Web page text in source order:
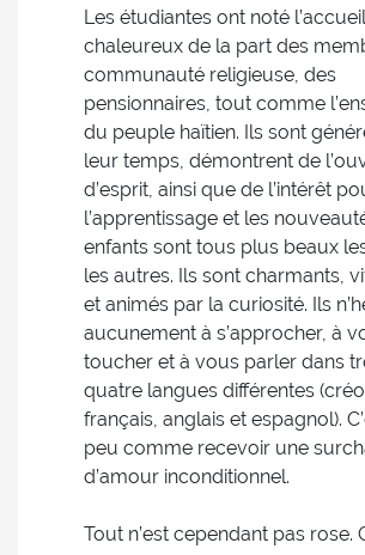
Les étudiantes ont noté l’accueil
chaleureux de la part des
communauté religieuse, des
pensionnaires, tout comme
du peuple haïtien. Ils sont
leur temps, démontrent de
d’esprit, ainsi que de l’intérêt
l’apprentissage et les
enfants sont tous plus beaux
les autres. Ils sont charmants,
et animés par la curiosité. Ils
aucunement à s’approcher, à
toucher et à vous parler dans
quatre langues différentes
français, anglais et espagnol).
peu comme recevoir une
d’amour inconditionnel.
Tout n’est cependant pas rose.